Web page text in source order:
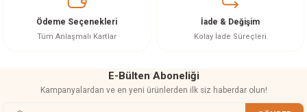
Bu ürüne benzer farklı alternatifler olmalı.
Ödeme Seçenekleri
Tüm Anlaşmalı Kartlar
İade & Değişim
Kolay İade Süreçleri
E-Bülten Aboneliği
Kampanyalardan ve en yeni ürünlerden ilk siz haberdar olun!